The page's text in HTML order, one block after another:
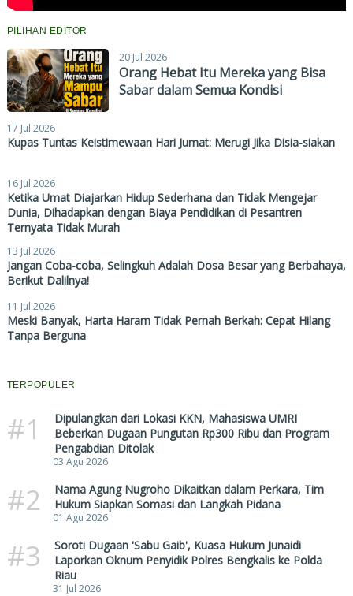
PILIHAN EDITOR
20 Jul 2026
Orang Hebat Itu Mereka yang Bisa
Sabar dalam Semua Kondisi
17 Jul 2026
Kupas Tuntas Keistimewaan Hari Jumat: Merugi Jika Disia-siakan
16 Jul 2026
Ketika Umat Diajarkan Hidup Sederhana dan Tidak Mengejar
Dunia, Dihadapkan dengan Biaya Pendidikan di Pesantren
Ternyata Tidak Murah
13 Jul 2026
Jangan Coba-coba, Selingkuh Adalah Dosa Besar yang Berbahaya,
Berikut Dalilnya!
11 Jul 2026
Meski Banyak, Harta Haram Tidak Pernah Berkah: Cepat Hilang
Tanpa Berguna
TERPOPULER
#1
Dipulangkan dari Lokasi KKN, Mahasiswa UMRI
Beberkan Dugaan Pungutan Rp300 Ribu dan Program
Pengabdian Ditolak
03 Agu 2026
#2
Nama Agung Nugroho Dikaitkan dalam Perkara, Tim
Hukum Siapkan Somasi dan Langkah Pidana
01 Agu 2026
#3
Soroti Dugaan 'Sabu Gaib', Kuasa Hukum Junaidi
Laporkan Oknum Penyidik Polres Bengkalis ke Polda
Riau
31 Jul 2026